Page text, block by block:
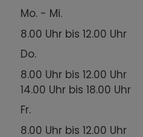
Mo. - Mi.
8.00 Uhr bis 12.00 Uhr
Do.
8.00 Uhr bis 12.00 Uhr
14.00 Uhr bis 18.00 Uhr
Fr.
8.00 Uhr bis 12.00 Uhr